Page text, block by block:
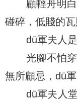
顧輕舟明
碰碎，低賤的瓦
dū軍夫人
光腳不怕
無所顧忌，dū
dū軍夫人